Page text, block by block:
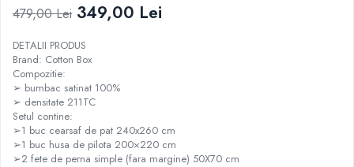
479,00 Lei 349,00 Lei
DETALII PRODUS
Brand: Cotton Box
Compozitie:
➢ bumbac satinat 100%
➢ densitate 211TC
Setul contine:
➢1 buc cearsaf de pat 240x260 cm
➢1 buc husa de pilota 200×220 cm
➢2 fete de perna simple (fara margine) 50X70 cm